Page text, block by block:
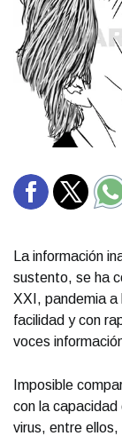
La información
sustento, se ha
XXI, pandemia
facilidad y con
voces
Imposible
con la capacidad
virus, entre